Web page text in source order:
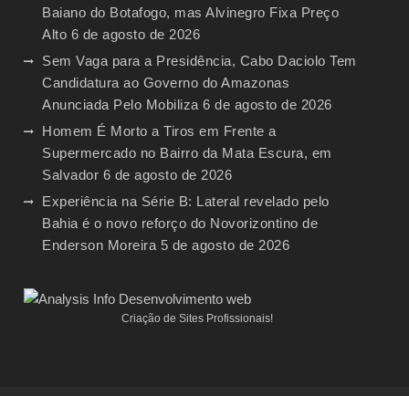
Baiano do Botafogo, mas Alvinegro Fixa Preço
Alto 6 de agosto de 2026
Sem Vaga para a Presidência, Cabo Daciolo Tem
Candidatura ao Governo do Amazonas
Anunciada Pelo Mobiliza 6 de agosto de 2026
Homem É Morto a Tiros em Frente a
Supermercado no Bairro da Mata Escura, em
Salvador 6 de agosto de 2026
Experiência na Série B: Lateral revelado pelo
Bahia é o novo reforço do Novorizontino de
Enderson Moreira 5 de agosto de 2026
Criação de Sites Profissionais!